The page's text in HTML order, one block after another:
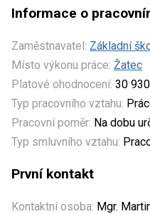
Informace o
Zaměstnavatel: Základní
Místo výkonu práce: Žatec
Platové ohodnocení: 30
Typ pracovního vztahu:
Pracovní poměr: Na dobu
Typ smluvního vztahu:
První kontakt
Kontaktní osoba: Mgr.